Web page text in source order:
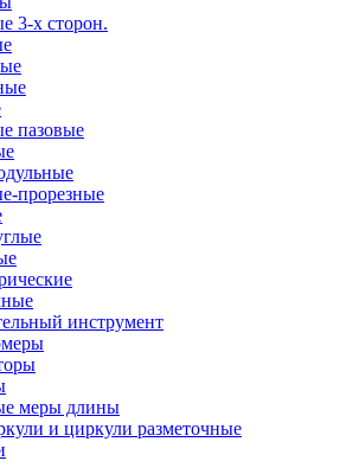
3-х сторон.
пазовые
прорезные
инструмент
меры длины
и циркули разметочные